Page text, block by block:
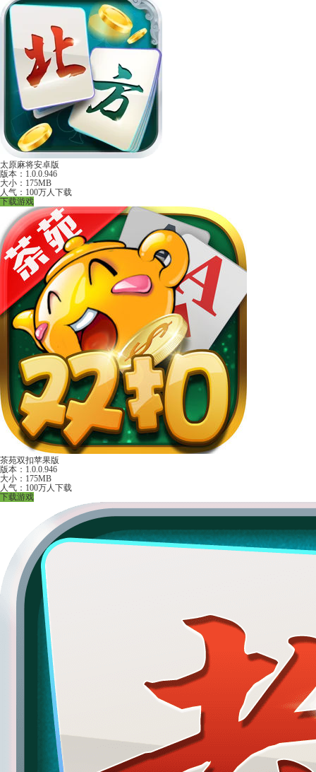
太原麻将安卓版
版本：1.0.0.946
大小：175MB
人气：100万人下载
下载游戏
茶苑双扣苹果版
版本：1.0.0.946
大小：175MB
人气：100万人下载
下载游戏